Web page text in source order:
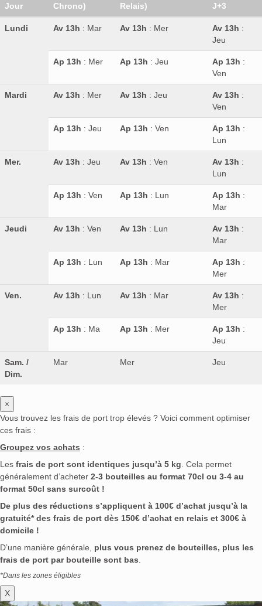
Jour
Chrono)
Relais)
J+3
Lundi Av 13h : Mar Av 13h : Mer Av 13h :
Jeu
Ap 13h : Mer Ap 13h : Jeu Ap 13h :
Ven
Mardi Av 13h : Mer Av 13h : Jeu Av 13h :
Ven
Ap 13h : Jeu Ap 13h : Ven Ap 13h :
Lun
Mer. Av 13h : Jeu Av 13h : Ven Av 13h :
Lun
Ap 13h : Ven Ap 13h : Lun Ap 13h :
Mar
Jeudi Av 13h : Ven Av 13h : Lun Av 13h :
Mar
Ap 13h : Lun Ap 13h : Mar Ap 13h :
Mer
Ven. Av 13h : Lun Av 13h : Mar Av 13h :
Mer
Ap 13h : Ma Ap 13h : Mer Ap 13h :
Jeu
Sam. /
Dim.
Mar Mer Jeu
×
Vous trouvez les frais de port trop élevés ? Voici comment optimiser
ces frais :
Groupez vos achats :
Les frais de port sont identiques jusqu’à 5 kg . Cela permet
généralement d’acheter 2-3 bouteilles au format 70cl ou 3-4 au
format 50cl sans surcoût !
De plus des réductions s’appliquent à 100€ d’achat jusqu’à la
gratuité* des frais de port dès 150€ d’achat en relais et 300€ à
domicile !
D’une manière générale, plus vous prenez de bouteilles, plus les
frais de port par bouteille sont bas
*Dans les zones éligibles
X